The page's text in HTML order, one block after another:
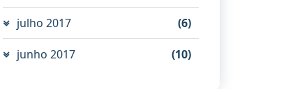
julho 2017 (6)
junho 2017 (10)